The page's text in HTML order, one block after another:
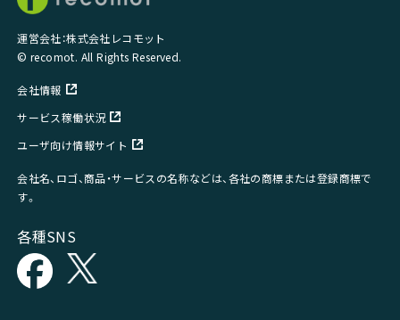
運営会社：株式会社レコモット
© recomot. All Rights Reserved.
会社情報
サービス稼働状況
ユーザ向け情報サイト
会社名、ロゴ、商品・サービスの名称などは、各社の商標または登録商標で
す。
各種SNS